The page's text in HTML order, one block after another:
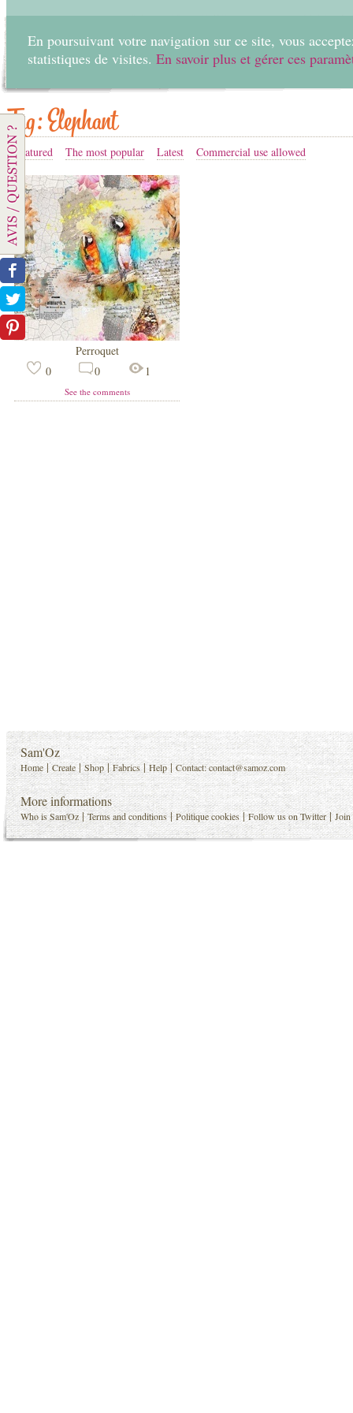
En poursuivant votre navigation sur ce site, vous
statistiques de visites. En savoir plus et gérer ces
Tag: Elephant
Featured The most popular Latest Commercial use allowed
Perroquet
0
0 1
See the comments
Sam'Oz
Home |Create |Shop |Fabrics |Help |Contact:contact@samoz.com
More informations
Who is Sam'Oz |Terms and conditions |Politique cookies |Follow us on Twitter |Join